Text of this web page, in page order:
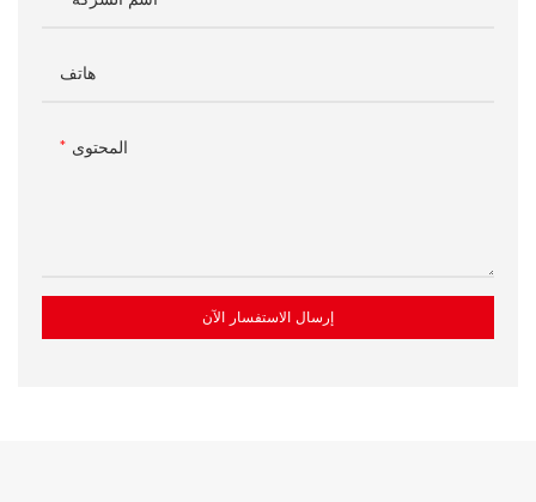
هاتف
المحتوى
إرسال الاستفسار الآن